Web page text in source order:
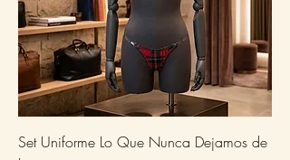
Set Uniforme Lo Que Nunca Dejamos de